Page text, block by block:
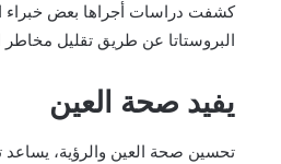
كشفت دراسات أجراها بعض خبراء
البروستاتا عن طريق تقليل مخاطر
يفيد صحة العين
تحسين صحة العين والرؤية،